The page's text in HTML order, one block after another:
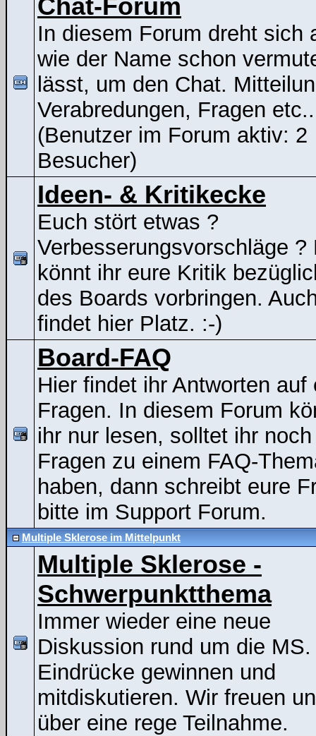
Chat-Forum
In diesem Forum dreht sich
wie der Name schon
lässt, um den Chat.
Verabredungen, Fragen etc..
(Benutzer im Forum aktiv: 2
Besucher)
Ideen- & Kritikecke
Euch stört etwas ?
Verbesserungsvorschläge ?
könnt ihr eure Kritik
des Boards vorbringen.
findet hier Platz. :-)
Board-FAQ
Hier findet ihr Antworten auf
Fragen. In diesem Forum
ihr nur lesen, solltet ihr noch
Fragen zu einem FAQ-
haben, dann schreibt eure
bitte im Support Forum.
Multiple Sklerose im Mittelpunkt
Multiple Sklerose -
Schwerpunktthema
Immer wieder eine neue
Diskussion rund um die MS.
Eindrücke gewinnen und
mitdiskutieren. Wir freuen
über eine rege Teilnahme.